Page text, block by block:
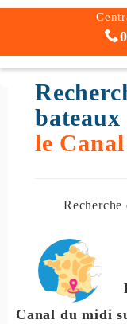
Recherche de croisières en
bateaux
le
Recherche
Canal du midi